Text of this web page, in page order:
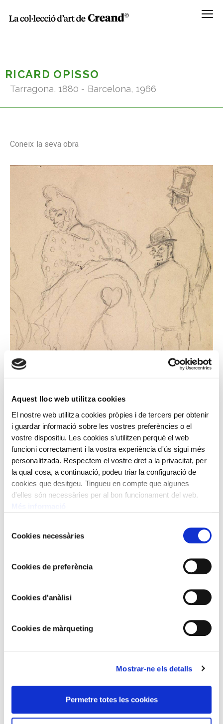
Aquest lloc web utilitza cookies
El nostre web utilitza cookies pròpies i de tercers per obtenir
i guardar informació sobre les vostres preferències o el
vostre dispositiu. Les cookies s'utilitzen perquè el web
funcioni correctament i la vostra experiència d'ús sigui més
personalitzada. Respectem el vostre dret a la privacitat, per
la qual cosa, a continuació, podeu triar la configuració de
cookies que desitgeu. Tingueu en compte que algunes
d'elles són necessàries per al bon funcionament del web.
deCookies necessàries
Cookies de preferència
Cookies d'anàlisi
Cookies de màrqueting
Mostrar-ne els detalls
Permetre totes les cookies
Menú
RICARD OPISSO
Tarragona, 1880 - Barcelona, 1966
Coneix la seva obra
RICARD OPISSO
Toulouse – Lautrec, el seu cosí i la Goulue